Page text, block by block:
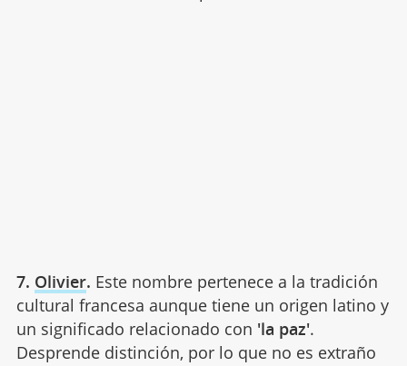
7. Olivier. Este nombre pertenece a la tradición
cultural francesa aunque tiene un origen latino y
un significado relacionado con 'la paz'.
Desprende distinción, por lo que no es extraño